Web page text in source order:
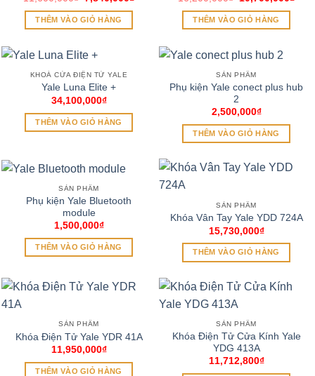
là:
11,600,000₫.
THÊM VÀO GIỎ HÀNG
là:
16,200,000₫.
THÊM VÀO GIỎ HÀNG
KHOÁ CỬA ĐIỆN TỬ YALE
Yale Luna Elite +
34,100,000₫
THÊM VÀO GIỎ HÀNG
SẢN PHẨM
Phụ kiện Yale conect plus hub
2
2,500,000₫
THÊM VÀO GIỎ HÀNG
SẢN PHẨM
Phụ kiện Yale Bluetooth
module
1,500,000₫
THÊM VÀO GIỎ HÀNG
SẢN PHẨM
Khóa Vân Tay Yale YDD 724A
15,730,000₫
THÊM VÀO GIỎ HÀNG
SẢN PHẨM
Khóa Điện Tử Yale YDR 41A
11,950,000₫
THÊM VÀO GIỎ HÀNG
SẢN PHẨM
Khóa Điện Tử Cửa Kính Yale
YDG 413A
11,712,800₫